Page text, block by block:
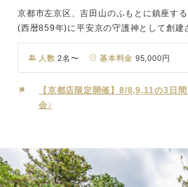
京都市左京区、吉田山のふもとに鎮座す
(西暦859年)に平安京の守護神として創建
の神様として多くの崇敬を集めてきまし
しても有名で、室町時代より続く節分祭
賑わいます。 本宮の御祭神は4柱。なか
(あめのこやねのみこと)と第四殿の比売
て、良縁や夫婦和合の御神徳を授けてく
神前式を挙げていただけます。
人数 2名〜 基本料金 95,000円
【京都店限定開催】8/8,9,11の3日
会♪